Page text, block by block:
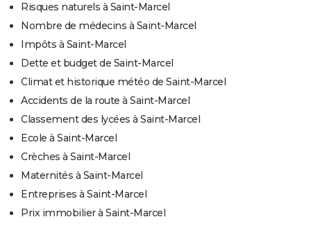
Risques naturels à Saint-Marcel
Nombre de médecins à Saint-Marcel
Impôts à Saint-Marcel
Dette et budget de Saint-Marcel
Climat et historique météo de Saint-Marcel
Accidents de la route à Saint-Marcel
Classement des lycées à Saint-Marcel
Ecole à Saint-Marcel
Crèches à Saint-Marcel
Maternités à Saint-Marcel
Entreprises à Saint-Marcel
Prix immobilier à Saint-Marcel